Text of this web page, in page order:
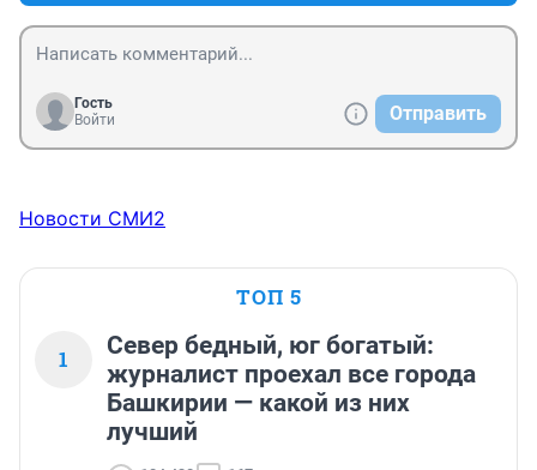
Гость
Войти
Отправить
Новости СМИ2
ТОП 5
1
Север бедный, юг богатый:
журналист проехал все города
Башкирии — какой из них
лучший